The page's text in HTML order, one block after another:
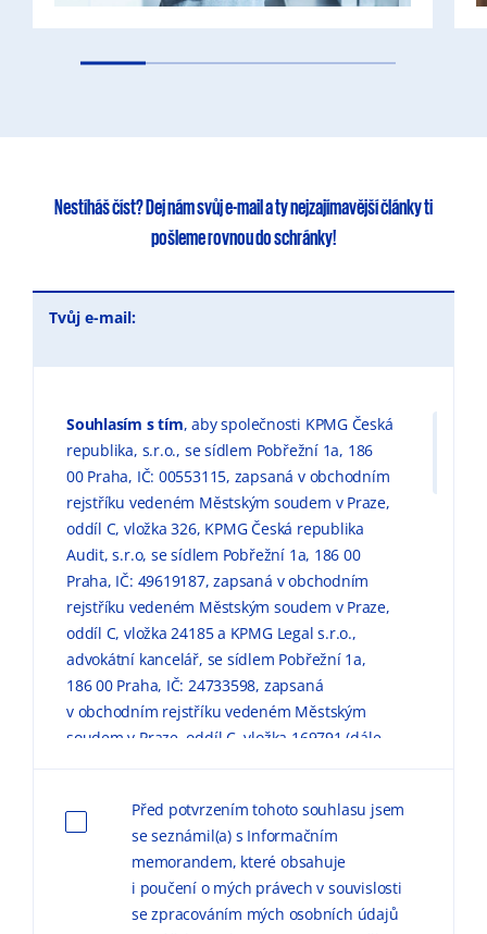
Nestíháš číst?Dej nám svůj e-maila tynejzajímavější článkyti
pošleme rovnou do schránky!
Tvůj e-mail:
Souhlasím s tím, aby společnosti KPMG Česká
republika, s.r.o., se sídlem Pobřežní 1a, 186
00 Praha, IČ: 00553115, zapsaná v obchodním
rejstříku vedeném Městským soudem v Praze,
oddíl C, vložka 326, KPMG Česká republika
Audit, s.r.o, se sídlem Pobřežní 1a, 186 00
Praha, IČ: 49619187, zapsaná v obchodním
rejstříku vedeném Městským soudem v Praze,
oddíl C, vložka 24185 a KPMG Legal s.r.o.,
advokátní kancelář, se sídlem Pobřežní 1a,
186 00 Praha, IČ: 24733598, zapsaná
v obchodním rejstříku vedeném Městským
soudem v Praze, oddíl C, vložka 169791 (dále
způsobem, v rozsahu a za podmínek
uvedených níže a vInformačním memorandu
o zpracování osobních údajů (dále jen
Informační memorandum“).
Před potvrzením tohoto souhlasu jsem
se seznámil(a) s Informačním
memorandem, které obsahuje
i poučení o mých právech v souvislosti
se zpracováním mých osobních údajů